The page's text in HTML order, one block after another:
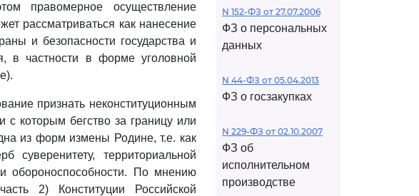
правомерное осуществление
рассматриваться как нанесение
и безопасности государства и
в частности в форме уголовной
признать неконституционным
которым бегство за границу или
из форм измены Родине, т.е. как
территориальной
и обороноспособности. По мнению
2) Конституции Российской
N 152-ФЗ от 27.07.2006
ФЗ о персональных
данных
N 44-ФЗ от 05.04.2013
ФЗ о госзакупках
N 229-ФЗ от 02.10.2007
ФЗ об
исполнительном
производстве